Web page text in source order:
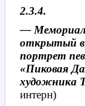
2.3.4.
—
открытый в
портрет
«Пиковая
художника
интерн)